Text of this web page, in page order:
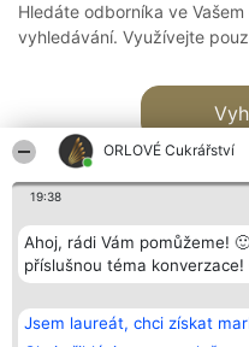
ORLOVÉ Cukrářství
19:38
Ahoj, rádi Vám pomůžeme!
příslušnou téma konverzace!
Jsem laureát, chci získat
Hledáte odborníka ve
vyhledávání. Využívejte
Bright Side Solutions sp. z o.
o. sp. k.
ul. Ruska 22